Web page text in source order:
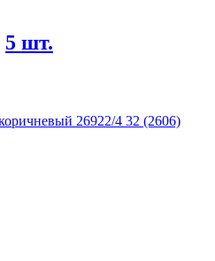
5 шт.
26922/4 32 (2606)